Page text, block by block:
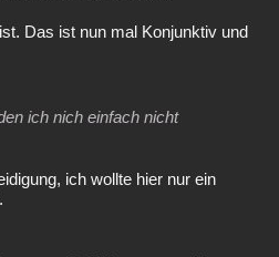
Das ist nun mal Konjunktiv und
ich nich einfach nicht
ich wollte hier nur ein